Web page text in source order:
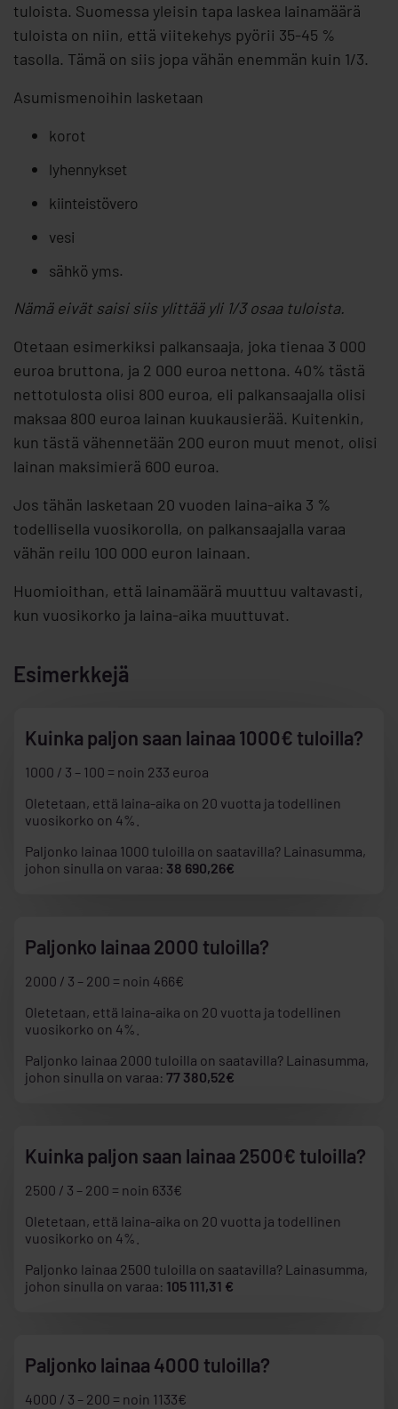
tuloista. Suomessa yleisin tapa laskea lainamäärä
tuloista on niin, että viitekehys pyörii 35-45 %
tasolla. Tämä on siis jopa vähän enemmän kuin 1/3.
Asumismenoihin lasketaan
korot
lyhennykset
kiinteistövero
vesi
sähkö yms.
Nämä eivät saisi siis ylittää yli 1/3 osaa tuloista.
Otetaan esimerkiksi palkansaaja, joka tienaa 3 000
euroa bruttona, ja 2 000 euroa nettona. 40% tästä
nettotulosta olisi 800 euroa, eli palkansaajalla olisi
maksaa 800 euroa lainan kuukausierää. Kuitenkin,
kun tästä vähennetään 200 euron muut menot, olisi
lainan maksimierä 600 euroa.
Jos tähän lasketaan 20 vuoden laina-aika 3 %
todellisella vuosikorolla, on palkansaajalla varaa
vähän reilu 100 000 euron lainaan.
Huomioithan, että lainamäärä muuttuu valtavasti,
kun vuosikorko ja laina-aika muuttuvat.
Esimerkkejä
Kuinka paljon saan lainaa 1000€ tuloilla?
1000 / 3 – 100 = noin 233 euroa
Oletetaan, että laina-aika on 20 vuotta ja todellinen
vuosikorko on 4%.
Paljonko lainaa 1000 tuloilla on saatavilla? Lainasumma,
johon sinulla on varaa: 38 690,26€
Paljonko lainaa 2000 tuloilla?
2000 / 3 – 200 = noin 466€
Oletetaan, että laina-aika on 20 vuotta ja todellinen
vuosikorko on 4%.
Paljonko lainaa 2000 tuloilla on saatavilla? Lainasumma,
johon sinulla on varaa: 77 380,52€
Kuinka paljon saan lainaa 2500€ tuloilla?
2500 / 3 – 200 = noin 633€
Oletetaan, että laina-aika on 20 vuotta ja todellinen
vuosikorko on 4%.
Paljonko lainaa 2500 tuloilla on saatavilla? Lainasumma,
johon sinulla on varaa: 105 111,31 €
Paljonko lainaa 4000 tuloilla?
4000 / 3 – 200 = noin 1133€